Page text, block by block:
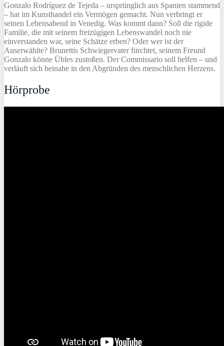
Gonzalo Rodríguez de Tejeda – ursprünglich aus Spanien stammend
– hat im Kunsthandel ein Vermögen gemacht. Nun verbringt er
seinen Lebensabend in Venedig. Was kommt dann? Soll die rigide
Familie, die mit seinem freizügigen Lebenswandel noch nie
einverstanden war, seine Schätze erben? Oder wer ist der
Auserwählte? Brunettis Schwiegervater fürchtet, seinem Freund
Gonzalo könne Übles zustoßen. Der Commissario soll helfen – und
verläuft sich beinahe in den Abgründen des menschlichen Herzens.
Hörprobe